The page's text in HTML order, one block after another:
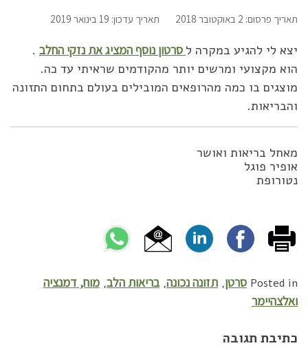
תאריך פרסום: 2 באוקטובר 2018 תאריך עדכון: 19 בינואר 2019
יצא לי להגיע במקרה ל סרטון נוסף המציג את נזקי החלב .
הוא מקצועי ומרשים יותר מהקודמים שראיתי עד כה.
מוצגים בו כמה מהרופאים המובילים בעולם בתחום התזונה
והבריאות.
מאחל בריאות ואושר
אופיר פוגל
נטורופת
Posted in סרטן, תזונה נכונה,בריאות הלב, מוח, דמנציה
ואלצהיימר
כתיבת תגובה